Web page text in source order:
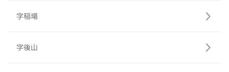
字稲場
字後山